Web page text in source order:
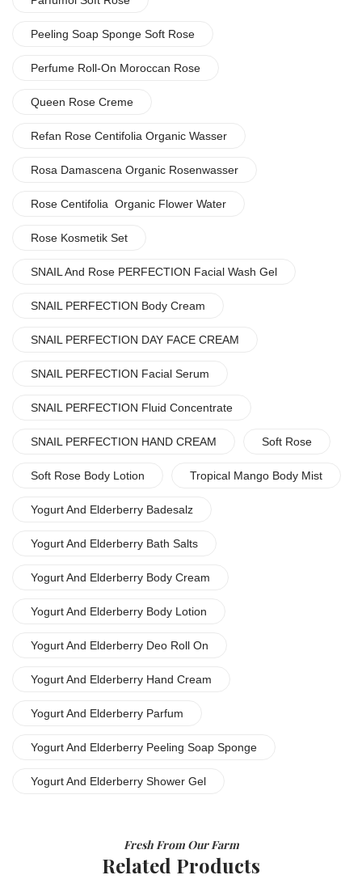
Peeling Soap Sponge Soft Rose
Perfume Roll-On Moroccan Rose
Queen Rose Creme
Refan Rose Centifolia Organic Wasser
Rosa Damascena Organic Rosenwasser
Rose Centifolia Organic Flower Water
Rose Kosmetik Set
SNAIL And Rose PERFECTION Facial Wash Gel
SNAIL PERFECTION Body Cream
SNAIL PERFECTION DAY FACE CREAM
SNAIL PERFECTION Facial Serum
SNAIL PERFECTION Fluid Concentrate
SNAIL PERFECTION HAND CREAM Soft Rose
Soft Rose Body Lotion Tropical Mango Body Mist
Yogurt And Elderberry Badesalz
Yogurt And Elderberry Bath Salts
Yogurt And Elderberry Body Cream
Yogurt And Elderberry Body Lotion
Yogurt And Elderberry Deo Roll On
Yogurt And Elderberry Hand Cream
Yogurt And Elderberry Parfum
Yogurt And Elderberry Peeling Soap Sponge
Yogurt And Elderberry Shower Gel
Related Products
Fresh From Our Farm